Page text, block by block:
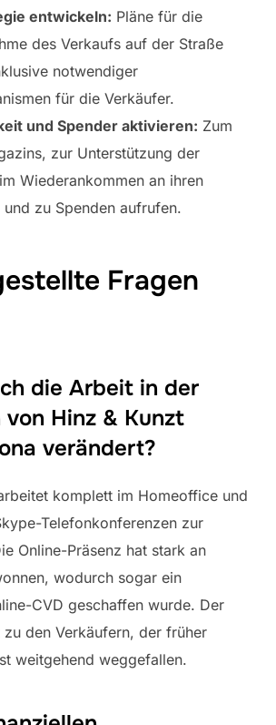
entwickeln: Pläne für die
des Verkaufs auf der Straße
notwendiger
für die Verkäufer.
und Spender aktivieren: Zum
zur Unterstützung der
Wiederankommen an ihren
und zu Spenden aufrufen.
Fragen
die Arbeit in der
von Hinz & Kunzt
verändert?
komplett im Homeoffice und
Telefonkonferenzen zur
Online-Präsenz hat stark an
wodurch sogar ein
CVD geschaffen wurde. Der
den Verkäufern, der früher
weitgehend weggefallen.